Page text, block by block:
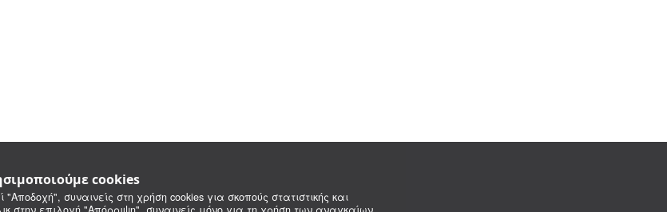
cookies
"Αποδοχή", συναινείς στη χρήση cookies για σκοπούς στατιστικής και